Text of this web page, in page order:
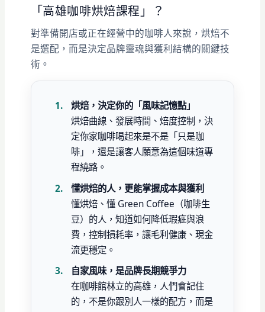
「高雄咖啡烘焙課程」？
對準備開店或正在經營中的咖啡人來說，烘焙不
是選配，而是決定品牌靈魂與獲利結構的關鍵技
術。
烘焙，決定你的「風味記憶點」
烘焙曲線、發展時間、焙度控制，決
定你家咖啡喝起來是不是「只是咖
啡」，還是讓客人願意為這個味道專
程繞路。
懂烘焙的人，更能掌握成本與獲利
懂烘焙、懂 Green Coffee（咖啡生
豆）的人，知道如何降低瑕疵與浪
費，控制損耗率，讓毛利健康、現金
流更穩定。
自家風味，是品牌長期競爭力
在咖啡館林立的高雄，人們會記住
的，不是你跟別人一樣的配方，而是